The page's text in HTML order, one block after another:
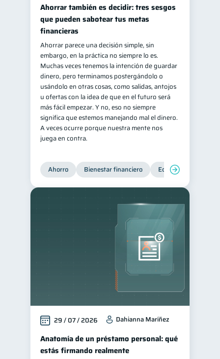
Finanzas familiares 25
Inclusión financiera 22
Finanzas para mujeres
Seguridad financiera 13
Productos financieros 11
Organización Financiera 10
Deudas 10
Entidad financiera 8
Préstamos 8 Ahorro 8
Tarjeta de crédito 6
Historial crediticio 6
1
Educación Financiera 1
Fraudes 1 Mipymes 1
Información financiera 1
inversiones 1 ahorro 1
Retiro 1 Doble sueldo
Ahorrar también es decidir: tres sesgos
que pueden sabotear tus metas
financieras
Ahorrar parece una decisión simple, sin
embargo, en la práctica no siempre lo es.
Muchas veces tenemos la intención de guardar
dinero, pero terminamos postergándolo o
usándolo en otras cosas, como salidas, antojos
u ofertas con la idea de que en el futuro será
más fácil empezar. Y no, eso no siempre
significa que estemos manejando mal el dinero.
A veces ocurre porque nuestra mente nos
juega en contra.
Ahorro Bienestar financiero Educación financiera
29 / 07 / 2026 Dahianna Maríñez
Anatomía de un préstamo personal: qué
estás firmando realmente